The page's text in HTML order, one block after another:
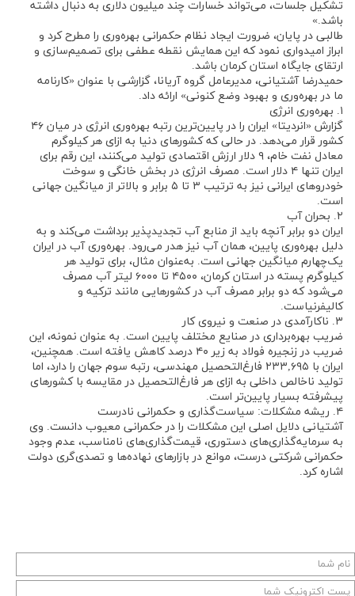
تشکیل جلسات، می‌تواند خسارات چند میلیون دلاری به دنبال داشته
باشد.»
طالبی در پایان، ضرورت ایجاد نظام حکمرانی بهره‌وری را مطرح کرد و
ابراز امیدواری نمود که این همایش نقطه عطفی برای تصمیم‌سازی و
ارتقای جایگاه استان کرمان باشد.
حمیدرضا آشتیانی، مدیرعامل گروه آریانا، گزارشی با عنوان «کارنامه
ما در بهره‌وری و بهبود وضع کنونی» ارائه داد.
۱. بهره‌وری انرژی
گزارش «انردیتا» ایران را در پایین‌ترین رتبه بهره‌وری انرژی در میان ۴۶
کشور قرار می‌دهد. در حالی که کشورهای دنیا به ازای هر کیلوگرم
معادل نفت خام، ۹ دلار ارزش اقتصادی تولید می‌کنند، این رقم برای
ایران تنها ۴ دلار است. مصرف انرژی در بخش خانگی و سوخت
خودروهای ایرانی نیز به ترتیب ۳ تا ۵ برابر و بالاتر از میانگین جهانی
است.
۲. بحران آب
ایران دو برابر آنچه باید از منابع آب تجدیدپذیر برداشت می‌کند و به
دلیل بهره‌وری پایین، همان آب نیز هدر می‌رود. بهره‌وری آب در ایران
یک‌چهارم میانگین جهانی است. به‌عنوان مثال، برای تولید هر
کیلوگرم پسته در استان کرمان، ۴۵۰۰ تا ۶۰۰۰ لیتر آب مصرف
می‌شود که دو برابر مصرف آب در کشورهایی مانند ترکیه و
کالیفرنیاست.
۳. ناکارآمدی در صنعت و نیروی کار
ضریب بهره‌برداری در صنایع مختلف پایین است. به عنوان نمونه، این
ضریب در زنجیره فولاد به زیر ۴۰ درصد کاهش یافته است. همچنین،
ایران با ۲۳۳,۶۹۵ فارغ‌التحصیل مهندسی، رتبه سوم جهان را دارد، اما
تولید ناخالص داخلی به ازای هر فارغ‌التحصیل در مقایسه با کشورهای
پیشرفته بسیار پایین‌تر است.
۴. ریشه مشکلات: سیاست‌گذاری و حکمرانی نادرست
آشتیانی دلایل اصلی این مشکلات را در حکمرانی معیوب دانست. وی
به سرمایه‌گذاری‌های دستوری، قیمت‌گذاری‌های نامناسب، عدم وجود
حکمرانی شرکتی درست، موانع در بازارهای نهاده‌ها و تصدی‌گری دولت
اشاره کرد.